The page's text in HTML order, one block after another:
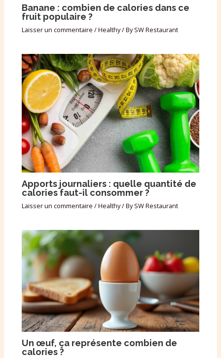
Banane : combien de calories dans ce
fruit populaire ?
Laisser un commentaire /Healthy/ BySW Restaurant
Apports journaliers : quelle quantité de
calories faut-il consommer ?
Laisser un commentaire /Healthy/ BySW Restaurant
Un œuf, ça représente combien de
calories ?